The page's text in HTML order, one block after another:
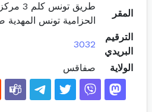
المقر
طريق
الحزامية تونس
الترقيم
البريدي
3032
الولاية صفاقس